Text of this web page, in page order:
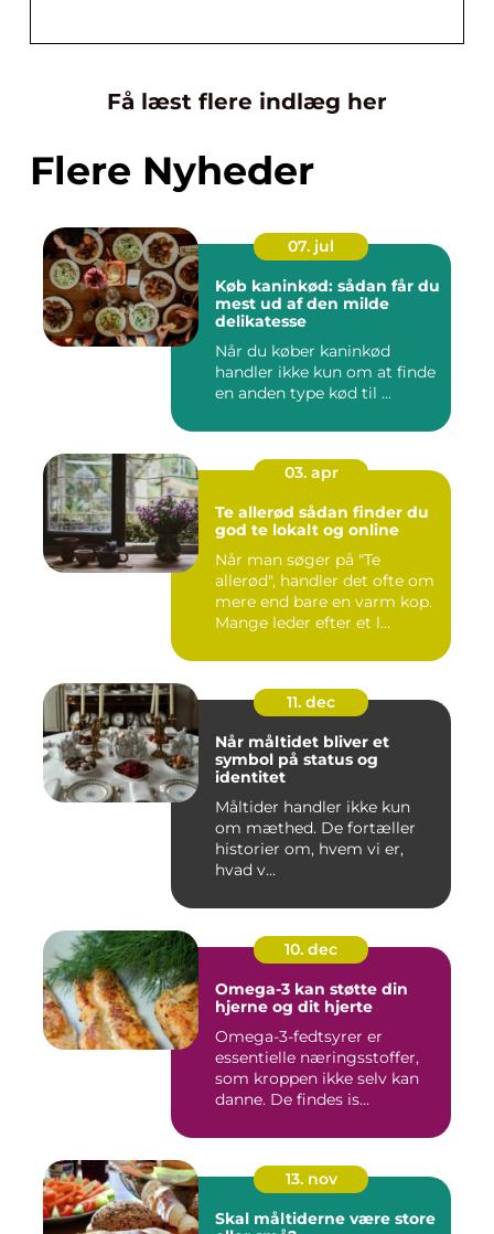
Få læst flere indlæg her
Flere Nyheder
07. jul
Køb kaninkød: sådan får du
mest ud af den milde
delikatesse
Når du køber kaninkød
handler ikke kun om at finde
en anden type kød til ...
03. apr
Te allerød sådan finder du
god te lokalt og online
Når man søger på "Te
allerød", handler det ofte om
mere end bare en varm kop.
Mange leder efter et l...
11. dec
Når måltidet bliver et
symbol på status og
identitet
Måltider handler ikke kun
om mæthed. De fortæller
historier om, hvem vi er,
hvad v...
10. dec
Omega-3 kan støtte din
hjerne og dit hjerte
Omega-3-fedtsyrer er
essentielle næringsstoffer,
som kroppen ikke selv kan
danne. De findes is...
13. nov
Skal måltiderne være store